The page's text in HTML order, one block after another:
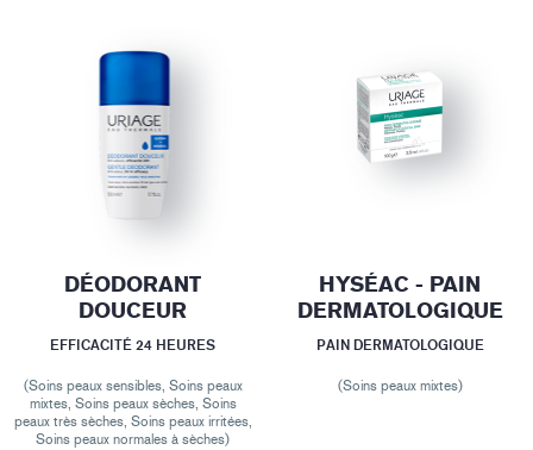
DÉODORANT
DOUCEUR
EFFICACITÉ 24 HEURES
(Soins peaux sensibles, Soins peaux
mixtes, Soins peaux sèches, Soins
peaux très sèches, Soins peaux irritées,
Soins peaux normales à sèches)
HYSÉAC - PAIN
DERMATOLOGIQUE
PAIN DERMATOLOGIQUE
(Soins peaux mixtes)